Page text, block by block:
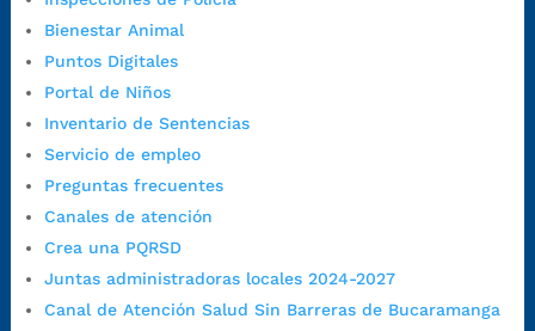
Bienestar Animal
Puntos Digitales
Portal de Niños
Inventario de Sentencias
Servicio de empleo
Preguntas frecuentes
Canales de atención
Crea una PQRSD
Juntas administradoras locales 2024-2027
Canal de Atención Salud Sin Barreras de Bucaramanga